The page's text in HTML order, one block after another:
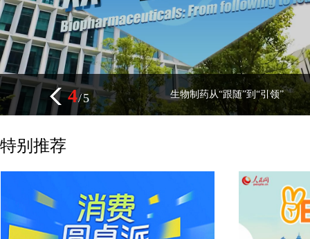
“让中医药福祉更广泛惠及非洲人民”
5/5
特别推荐